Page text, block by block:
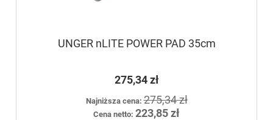
UNGER nLITE POWER PAD 35cm
275,34 zł
Najniższa cena:275,34 zł
Cena netto: 223,85 zł